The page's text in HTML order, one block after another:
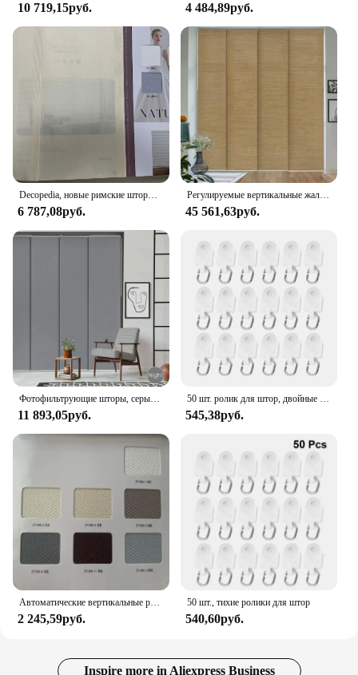
10 719,15руб. 4 484,89руб.
Decopedia, новые римские шторы на заказ для окон, моторизованные рулонные шторы, умные оконные жалюзи для раздвижных дверей
6 787,08руб.
Регулируемые вертикальные жалюзи, ширина 45,8–86 дюйма, высота до 96 дюймов, выдвижная панель для раздвижных дверей шкафа, панельных штор, пекан
45 561,63руб.
Фотофильтрующие шторы, серые тканевые панели, занавески, Раздвижные Вертикальные жалюзи для раздвижных стеклянных дверей
11 893,05руб.
50 шт. ролик для штор, двойные колесные переноски, драпировочная рейка, скользящий Планер для окон, душевой Механизм крепления, деревянные жалюзи
545,38руб.
Автоматические вертикальные ручные жалюзи для раздвижных дверей и окон разных цветов
2 245,59руб.
50 шт., тихие ролики для штор
540,60руб.
Inspire more in Aliexpress Business